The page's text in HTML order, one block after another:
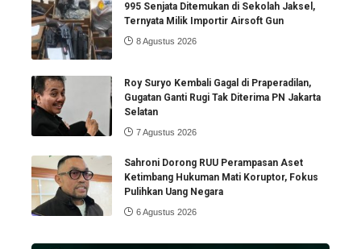
995 Senjata Ditemukan di Sekolah Jaksel,
Ternyata Milik Importir Airsoft Gun
8 Agustus 2026
Roy Suryo Kembali Gagal di Praperadilan,
Gugatan Ganti Rugi Tak Diterima PN Jakarta
Selatan
7 Agustus 2026
Sahroni Dorong RUU Perampasan Aset
Ketimbang Hukuman Mati Koruptor, Fokus
Pulihkan Uang Negara
6 Agustus 2026